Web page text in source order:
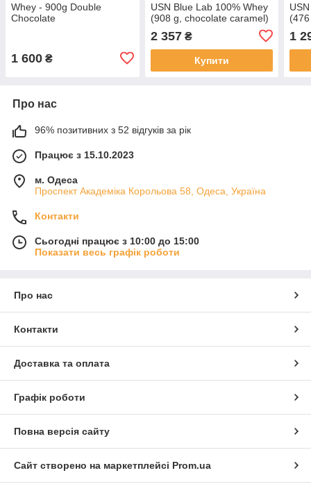
Whey - 900g Double
Chocolate
1 600 ₴
USN Blue Lab 100% Whey
(908 g, chocolate caramel)
2 357₴
Купити
1
Про нас
96% позитивних з 52 відгуків за рік
Працює з 15.10.2023
м. Одеса
Проспект Академіка Корольова 58, Одеса, Україна
Контакти
Сьогодні працює з 10:00 до 15:00
Показати весь графік роботи
Про нас
Контакти
Доставка та оплата
Графік роботи
Повна версія сайту
Сайт створено на маркетплейсі Prom.ua